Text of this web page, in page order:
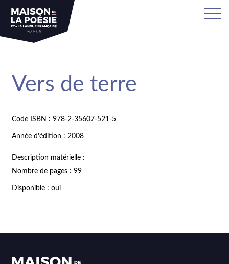
Vers de terre
Code ISBN : 978-2-35607-521-5
Année d'édition : 2008
Description matérielle :
Nombre de pages : 99
Disponible : oui